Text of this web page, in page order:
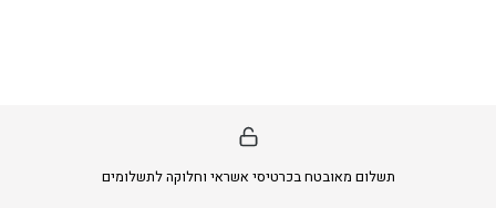
תשלום מאובטח בכרטיסי אשראי וחלוקה לתשלומים